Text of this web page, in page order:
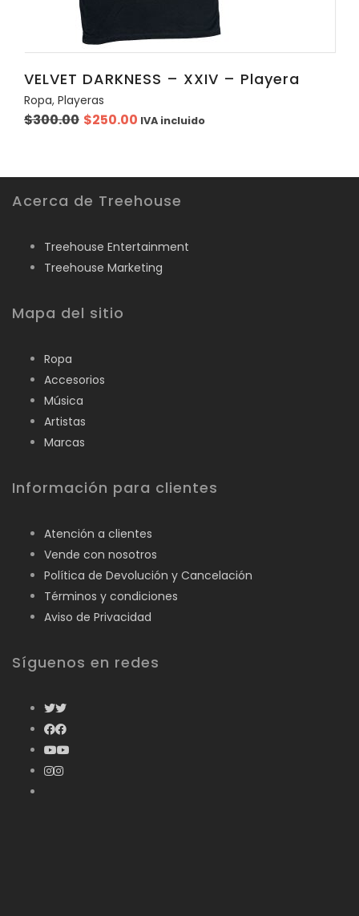
VELVET DARKNESS – XXIV – Playera
Ropa, Playeras
$300.00 Original
$250.00 Current
IVA incluido
Acerca de Treehouse
Treehouse Entertainment
Treehouse Marketing
Mapa del sitio
Ropa
Accesorios
Música
Artistas
Marcas
Información para clientes
Atención a clientes
Vende con nosotros
Política de Devolución y Cancelación
Términos y condiciones
Aviso de Privacidad
Síguenos en redes